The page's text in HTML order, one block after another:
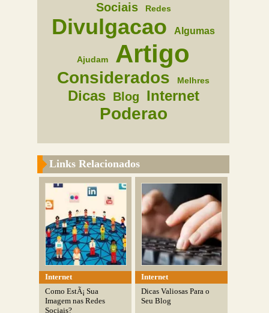
Sociais Redes
Divulgacao Algumas
Ajudam Artigo
Considerados Melhres
Dicas Blog Internet
Poderao
Links Relacionados
Internet
Como EstÃ¡ Sua
Imagem nas Redes
Sociais?
Internet
Dicas Valiosas Para o
Seu Blog